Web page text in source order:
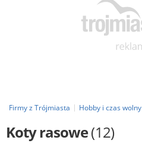
Firmy z Trójmiasta Hobby i czas wolny
Koty rasowe(12)